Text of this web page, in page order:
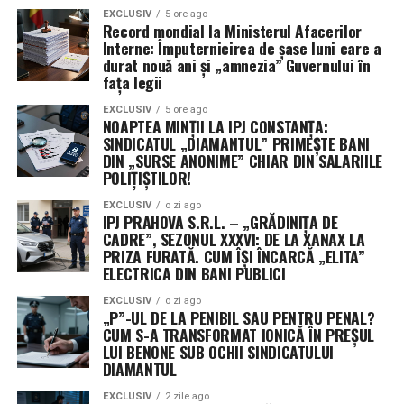
că a învățat doar plimbatul hârtiilor;
vorbește despre toate, știe de toate, darnu
pricepe nimic cu adevărat.
Adică, în traducere liberă:multă formă, niciun fond.
„MARELE ABSENT”: GRANCEA
CĂTĂLIN, PICAT LA PSIHOLOGIC,
POTENȚIAL ȘEF, POTENȚIAL
PERICOL
În ecuația concursului apare și unmare absent
Grancea Cătălin.
Conform informațiilor prezentate deIncisiv de Prahova
rețeta de gogoși nu e de interes public.
Mai mult, IPJ Constanța invocă celebrul Regulament UE
2016/679 (GDPR) ca pe un zid de netrecut. O logică de
fier: IPJ-ul consideră că e periculos să-i spună
sindicatului CNP-urile membrilor, deși – atenție! –
sindicatul este cel care a dat IPJ-ului acele CNP-uri prin
cererile de aderare. Deci, instituția „protejează” datele
sindicatului… față de sindicat! Este un nivel de
schizofrenie administrativă care ar face un calculator să
explodeze de eroare.
HUNEDOARA ȘI SATU MARE SUNT
ÎN ALTĂ ROMÂNIE? SAU DOAR AU
MAI MULTĂ ȘCOALĂ?
În timp ce la Constanța se joacă „v-ați ascunselea” cu
listele nominale, alte inspectorate din țară par să
EXCLUSIV 5 ore ago
Record mondial la Ministerul Afacerilor
Interne: Împuternicirea de șase luni care a
durat nouă ani și „amnezia” Guvernului în
fața legii
EXCLUSIV 5 ore ago
NOAPTEA MINȚII LA IPJ CONSTANȚA:
SINDICATUL „DIAMANTUL” PRIMEȘTE BANI
DIN „SURSE ANONIME” CHIAR DIN SALARIILE
POLIȚIȘTILOR!
EXCLUSIV o zi ago
IPJ PRAHOVA S.R.L. – „GRĂDINIȚA DE
CADRE”, SEZONUL XXXVI: DE LA XANAX LA
PRIZA FURATĂ. CUM ÎȘI ÎNCARCĂ „ELITA”
ELECTRICA DIN BANI PUBLICI
EXCLUSIV o zi ago
„P”-UL DE LA PENIBIL SAU PENTRU PENAL?
CUM S-A TRANSFORMAT IONICĂ ÎN PREȘUL
LUI BENONE SUB OCHII SINDICATULUI
DIAMANTUL
EXCLUSIV 2 zile ago